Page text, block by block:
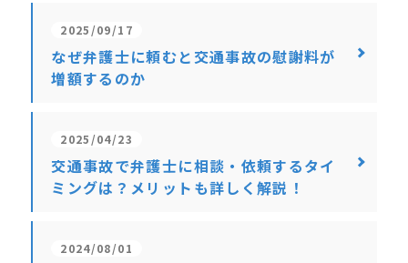
2025/09/17
なぜ弁護士に頼むと交通事故の慰謝料が
増額するのか
2025/04/23
交通事故で弁護士に相談・依頼するタイ
ミングは？メリットも詳しく解説！
2024/08/01